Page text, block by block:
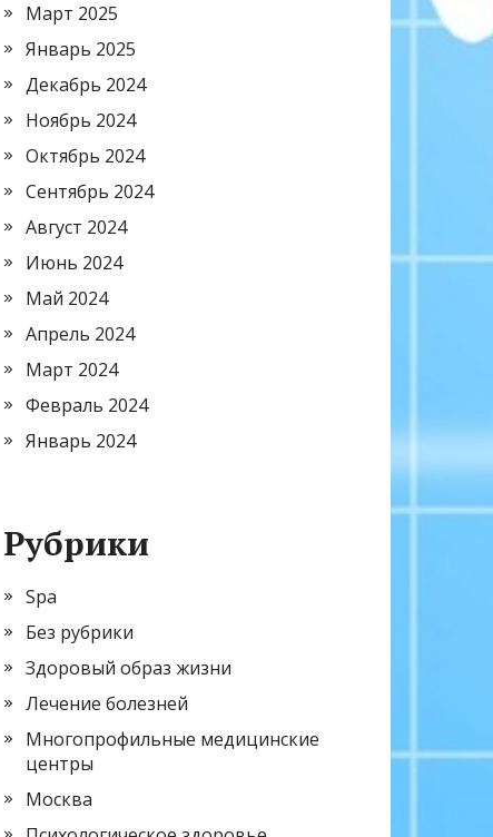
Март 2025
Январь 2025
Декабрь 2024
Ноябрь 2024
Октябрь 2024
Сентябрь 2024
Август 2024
Июнь 2024
Май 2024
Апрель 2024
Март 2024
Февраль 2024
Январь 2024
Рубрики
Spa
Без рубрики
Здоровый образ жизни
Лечение болезней
Многопрофильные медицинские
центры
Москва